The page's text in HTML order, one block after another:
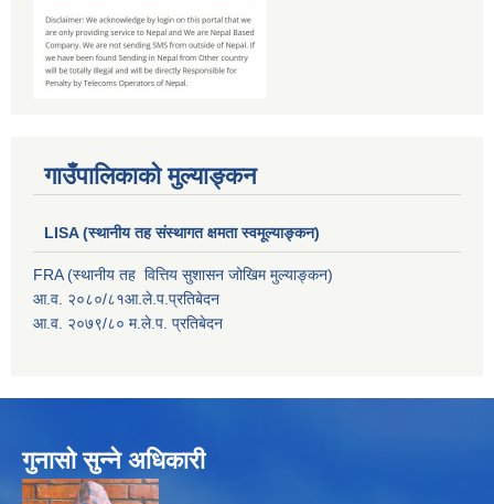
गाउँपालिकाको मुल्याङ्कन
LISA (स्थानीय तह संस्थागत क्षमता स्वमूल्याङ्कन)
FRA (स्थानीय तह वित्तिय सुशासन जोखिम मुल्याङ्कन)
आ.व. २०८०/८१आ.ले.प.प्रतिबेदन
आ.व. २०७९/८० म.ले.प. प्रतिबेदन
गुनासो सुन्ने अधिकारी